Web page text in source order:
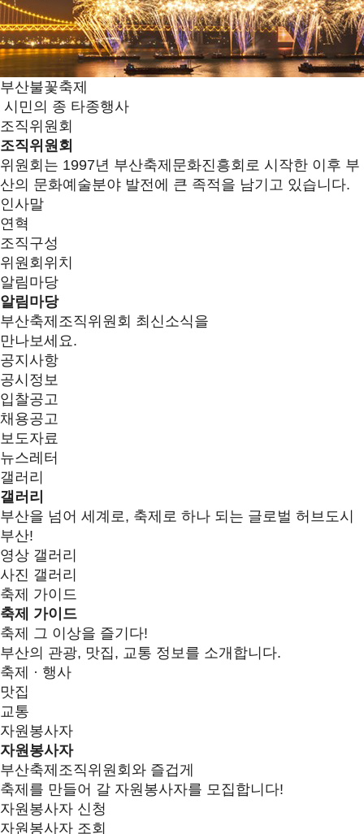
부산불꽃축제
시민의 종 타종행사
조직위원회
조직위원회
위원회는 1997년 부산축제문화진흥회로 시작한 이후 부
산의 문화예술분야 발전에 큰 족적을 남기고 있습니다.
인사말
연혁
조직구성
위원회위치
알림마당
알림마당
부산축제조직위원회 최신소식을
만나보세요.
공지사항
공시정보
입찰공고
채용공고
보도자료
뉴스레터
갤러리
갤러리
부산을 넘어 세계로, 축제로 하나 되는 글로벌 허브도시
부산!
영상 갤러리
사진 갤러리
축제 가이드
축제 가이드
축제 그 이상을 즐기다!
부산의 관광, 맛집, 교통 정보를 소개합니다.
축제 · 행사
맛집
교통
자원봉사자
자원봉사자
부산축제조직위원회와 즐겁게
축제를 만들어 갈 자원봉사자를 모집합니다!
자원봉사자 신청
자원봉사자 조회